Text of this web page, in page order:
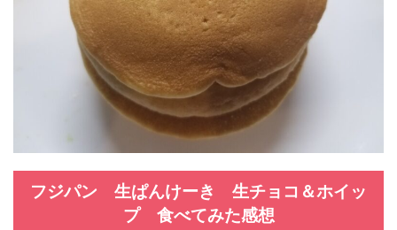
フジパン 生ぱんけーき 生チョコ＆ホイッ
プ 食べてみた感想